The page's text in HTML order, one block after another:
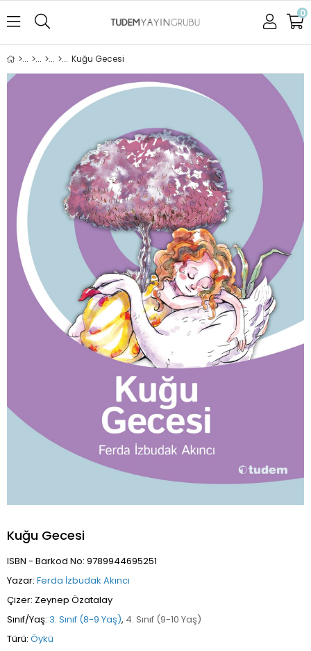
0
Kuğu Gecesi
Kuğu Gecesi
ISBN - Barkod No: 9789944695251
Yazar: Ferda İzbudak Akıncı
Çizer: Zeynep Özatalay
Sınıf/Yaş: 3. Sınıf (8-9 Yaş), 4. Sınıf (9-10 Yaş)
Türü: Öykü